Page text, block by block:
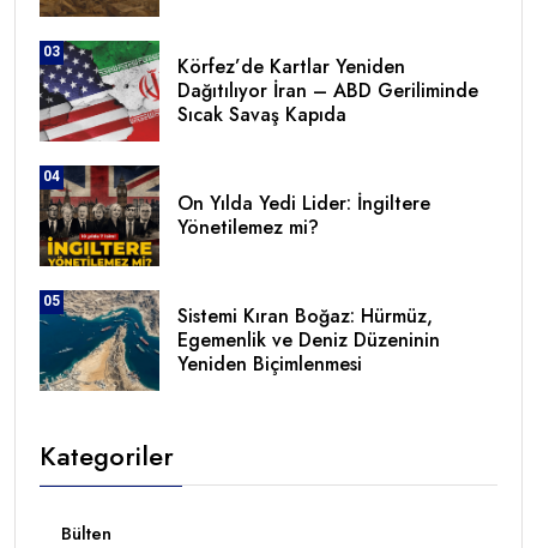
03
Körfez’de Kartlar Yeniden
Dağıtılıyor İran – ABD Geriliminde
Sıcak Savaş Kapıda
04
On Yılda Yedi Lider: İngiltere
Yönetilemez mi?
05
Sistemi Kıran Boğaz: Hürmüz,
Egemenlik ve Deniz Düzeninin
Yeniden Biçimlenmesi
Kategoriler
Bülten